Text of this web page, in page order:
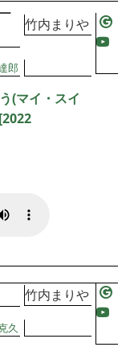
竹内まりや
郎
(マイ・スイ
竹内まりや
久